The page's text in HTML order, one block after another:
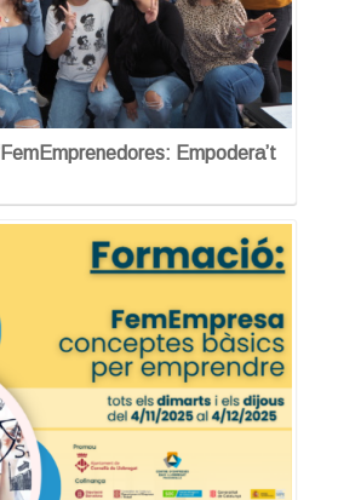
Empodera’t